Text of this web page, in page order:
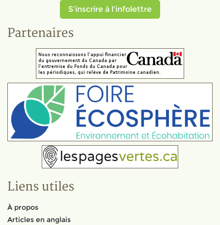
S'inscrire à l'infolettre
Partenaires
Liens utiles
À propos
Articles en anglais